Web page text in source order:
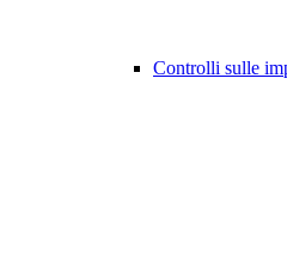
Controlli sulle